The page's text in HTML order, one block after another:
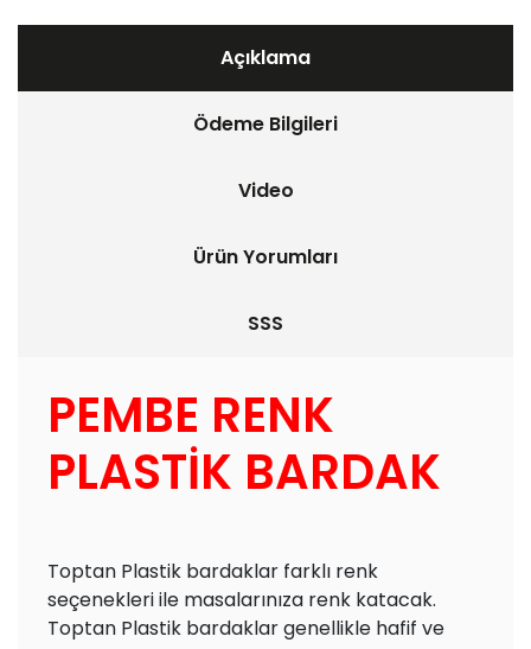
Açıklama
Ödeme Bilgileri
Video
Ürün Yorumları
SSS
PEMBE RENK
PLASTİK BARDAK
Toptan Plastik bardaklar farklı renk
seçenekleri ile masalarınıza renk katacak.
Toptan Plastik bardaklar genellikle hafif ve